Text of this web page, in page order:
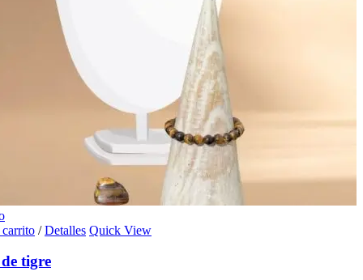
/ Detalles Quick View
tigre